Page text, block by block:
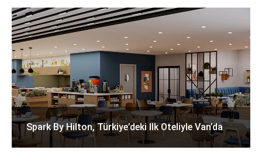
Spark By Hilton, Türkiye’deki Ilk Oteliyle Van’da